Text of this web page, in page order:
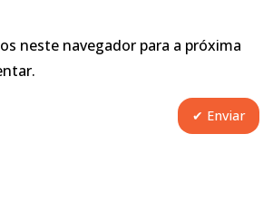
neste navegador para a próxima